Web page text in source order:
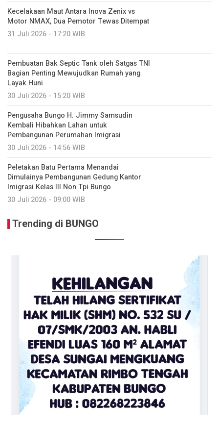
Kecelakaan Maut Antara Inova Zenix vs
Motor NMAX, Dua Pemotor Tewas Ditempat
31 Juli 2026 - 17:20 WIB
Pembuatan Bak Septic Tank oleh Satgas TNI
Bagian Penting Mewujudkan Rumah yang
Layak Huni
30 Juli 2026 - 15:20 WIB
Pengusaha Bungo H. Jimmy Samsudin
Kembali Hibahkan Lahan untuk
Pembangunan Perumahan Imigrasi
30 Juli 2026 - 14:56 WIB
Peletakan Batu Pertama Menandai
Dimulainya Pembangunan Gedung Kantor
Imigrasi Kelas III Non Tpi Bungo
30 Juli 2026 - 09:00 WIB
Trending di BUNGO